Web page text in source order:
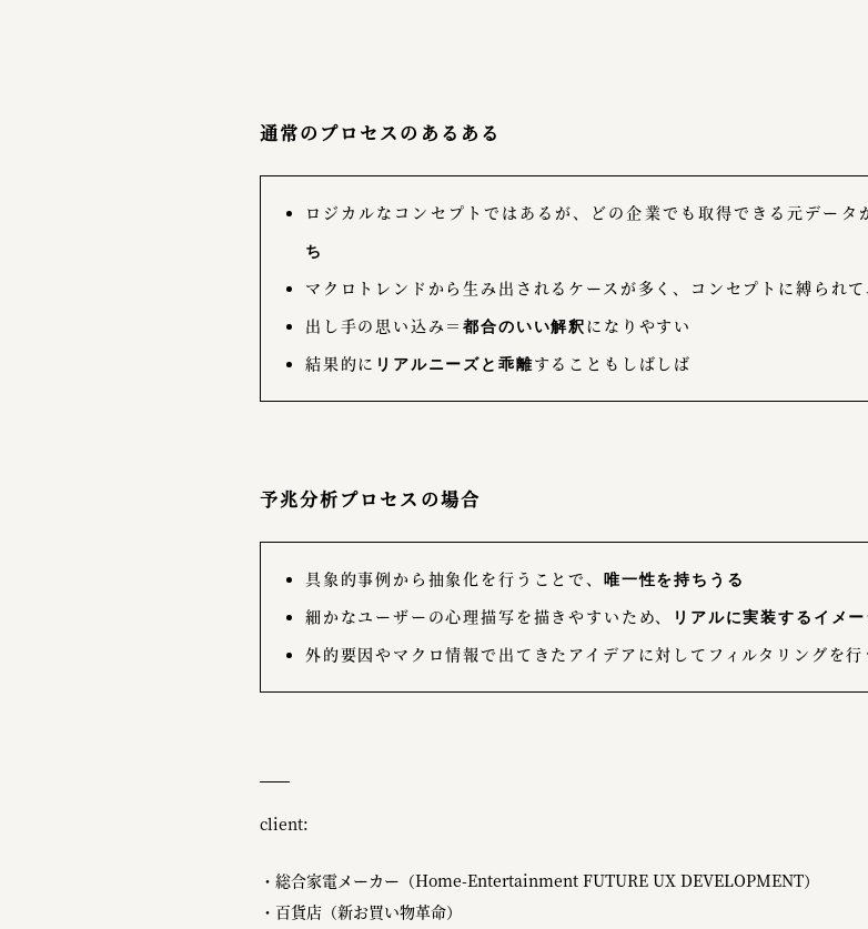
通常のプロセスのあるある
ロジカルなコンセプトではあるが、どの企業でも取得できる元データ
ち
マクロトレンドから生み出されるケースが多く、コンセプトに縛られて
出し手の思い込み＝都合のいい解釈 になりやすい
結果的に リアルニーズと乖離することもしばしば
予兆分析プロセスの場合
具象的事例から抽象化を行うことで、 唯一性を持ちうる
細かなユーザーの心理描写を描きやすいため、 リアルに実装するイメ
外的要因やマクロ情報で出てきたアイデアに対してフィルタリングを
client:
・総合家電メーカー（Home-Entertainment FUTURE UX DEVELOPMENT）
・百貨店（新お買い物革命）